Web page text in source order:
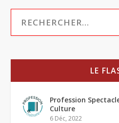
LE
Profession
Culture
6 Déc, 2022